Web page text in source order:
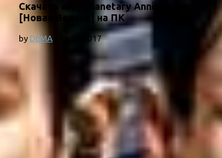
Скачать игру Planetary Annihilation
[Новая Версия] на ПК
by DEMA 13.12.2017